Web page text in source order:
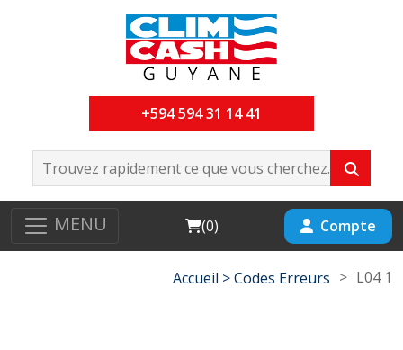
+594 594 31 14 41
MENU Cart
(0) Compte
Accueil >Codes Erreurs > L04 1